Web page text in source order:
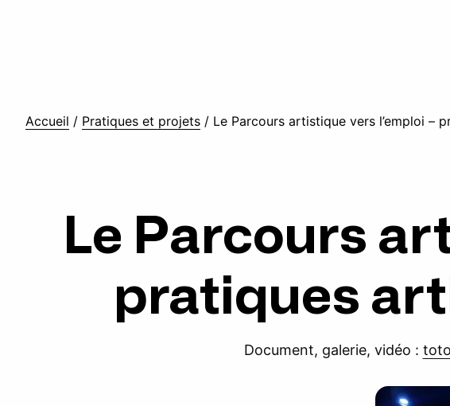
Accueil / Pratiques et projets / Le Parcours artistique vers l’emploi –
Le Parcours
pratiques
Document, galerie, vidéo :